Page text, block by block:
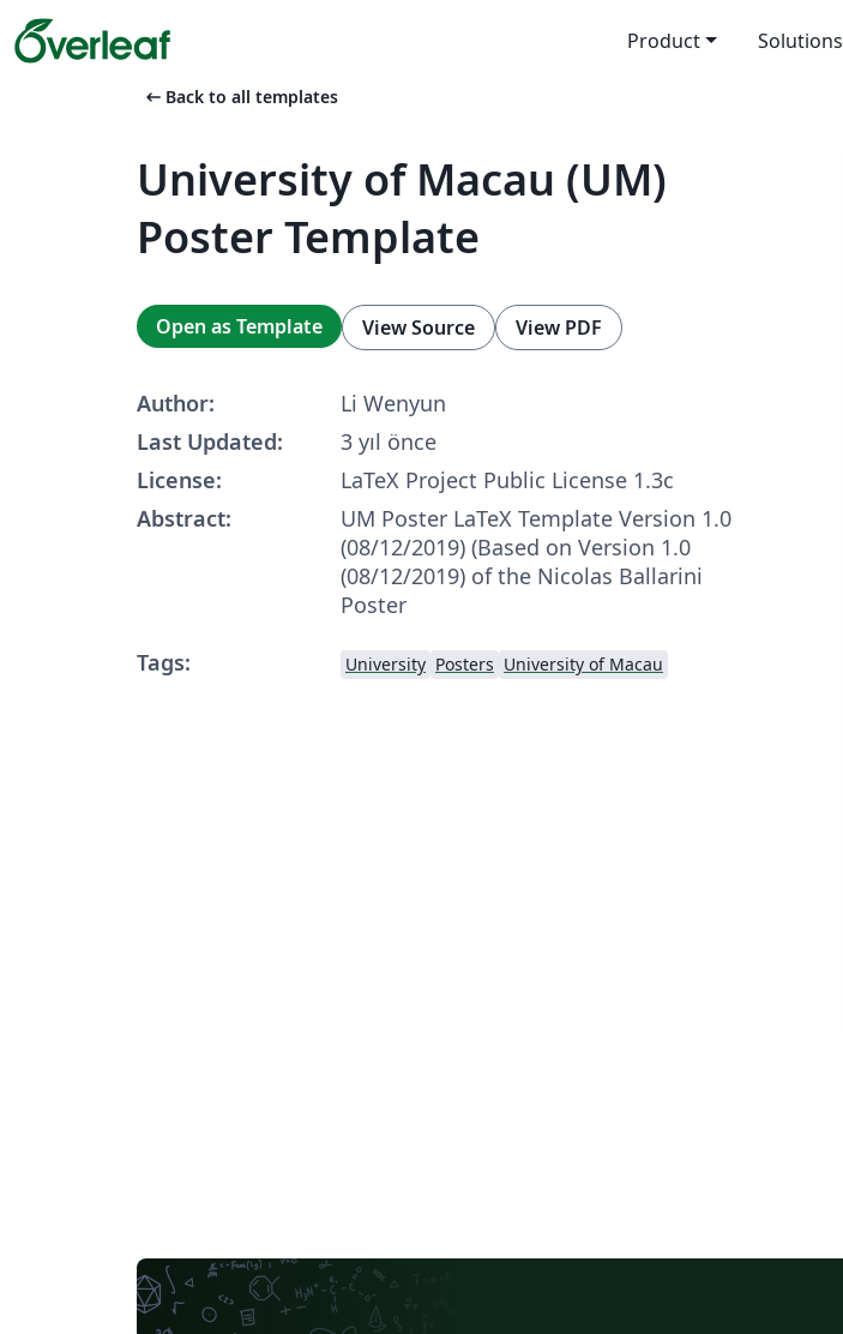
Product Solutions
arrow_left_alt Back to all templates
University of Macau (UM)
Poster Template
Open as Template View Source View PDF
Author:
Li Wenyun
Last Updated:
3 yıl önce
License:
LaTeX Project Public License 1.3c
Abstract:
UM Poster LaTeX Template Version 1.0
(08/12/2019) (Based on Version 1.0
(08/12/2019) of the Nicolas Ballarini
Poster
Tags:
University Posters University of Macau